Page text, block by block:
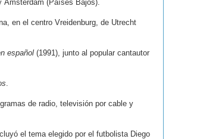
Ámsterdam (Países Bajos).
en el centro Vreidenburg, de Utrecht
español(1991), junto al popular cantautor
.
de radio, televisión por cable y
el tema elegido por el futbolista Diego